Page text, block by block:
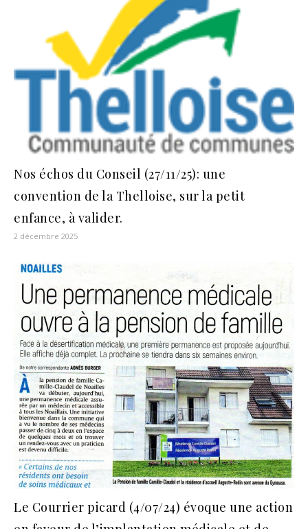
Nos échos du Conseil (27/11/25): une
convention de la Thelloise, sur la petit
enfance, à valider.
2 décembre 2025
Le Courrier picard (4/07/24) évoque une action